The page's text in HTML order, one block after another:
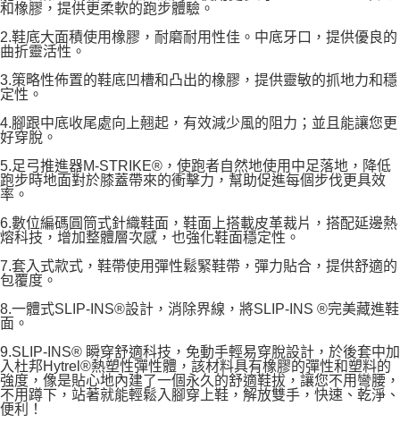
和橡膠，提供更柔軟的跑步體驗。
2.鞋底大面積使用橡膠，耐磨耐用性佳。中底牙口，提供優良的
曲折靈活性。
3.策略性佈置的鞋底凹槽和凸出的橡膠，提供靈敏的抓地力和穩
定性。
4.腳跟中底收尾處向上翹起，有效減少風的阻力；並且能讓您更
好穿脫。
5.足弓推進器M-STRIKE®，使跑者自然地使用中足落地，降低
跑步時地面對於膝蓋帶來的衝擊力，幫助促進每個步伐更具效
率。
6.數位編碼圓筒式針織鞋面，鞋面上搭載皮革裁片，搭配延邊熱
熔科技，增加整體層次感，也強化鞋面穩定性。
7.套入式款式，鞋帶使用彈性鬆緊鞋帶，彈力貼合，提供舒適的
包覆度。
8.一體式SLIP-INS®設計，消除界線，將SLIP-INS ®完美藏進鞋
面。
9.SLIP-INS® 瞬穿舒適科技，免動手輕易穿脫設計，於後套中加
入杜邦Hytrel®熱塑性彈性體，該材料具有橡膠的彈性和塑料的
強度，像是貼心地內建了一個永久的舒適鞋拔，讓您不用彎腰，
不用蹲下，站著就能輕鬆入腳穿上鞋，解放雙手，快速、乾淨、
便利！